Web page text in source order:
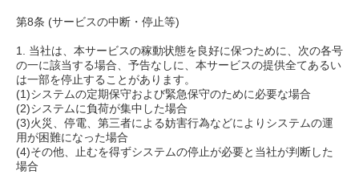
第8条 (サービスの中断・停止等)
1. 当社は、本サービスの稼動状態を良好に保つために、次の各号
の一に該当する場合、予告なしに、本サービスの提供全てあるい
は一部を停止することがあります。
(1)システムの定期保守および緊急保守のために必要な場合
(2)システムに負荷が集中した場合
(3)火災、停電、第三者による妨害行為などによりシステムの運
用が困難になった場合
(4)その他、止むを得ずシステムの停止が必要と当社が判断した
場合